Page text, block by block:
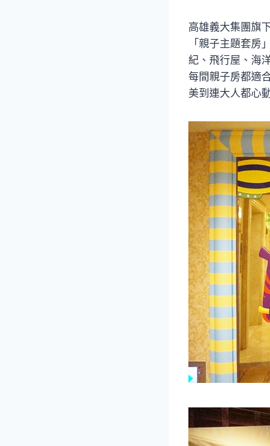
高雄義大集團旗
「親子主題套
紀、飛行屋、海
每間親子房都適
美到連大人都心